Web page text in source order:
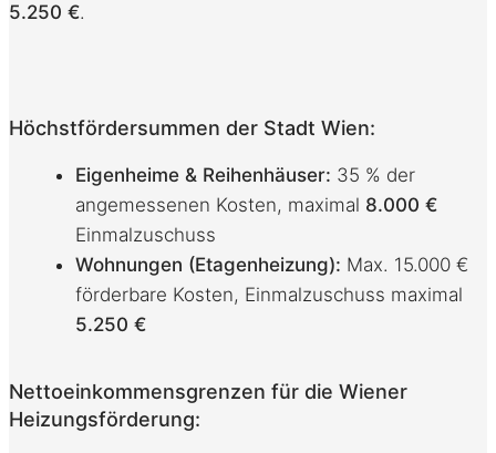
5.250 €.
Höchstfördersummen der Stadt Wien:
Eigenheime & Reihenhäuser: 35 % der
angemessenen Kosten, maximal 8.000 €
Einmalzuschuss
Wohnungen (Etagenheizung): Max. 15.000 €
förderbare Kosten, Einmalzuschuss maximal
5.250 €
Nettoeinkommensgrenzen für die Wiener
Heizungsförderung: